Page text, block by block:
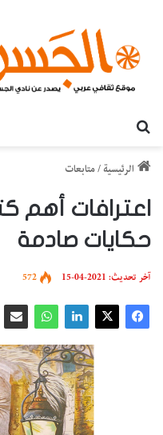
الرئيسية /متابعات
اعترافات أهم
حكايات صادمة
آخر تحديث: 2021-04-15 572